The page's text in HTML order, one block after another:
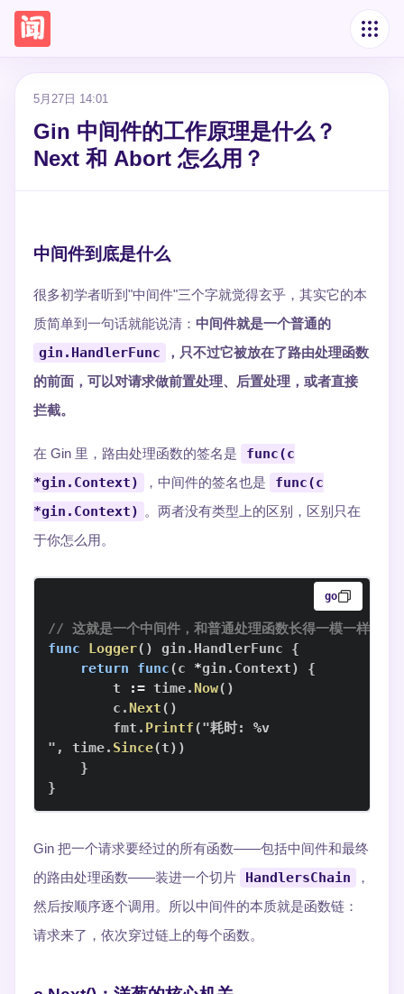
5月27日 14:01
Gin 中间件的工作原理是什么？
Next 和 Abort 怎么用？
中间件到底是什么
很多初学者听到"中间件"三个字就觉得玄乎，其实它的本
质简单到一句话就能说清： 中间件就是一个普通的
gin.HandlerFunc
，只不过它被放在了路由处理函数
的前面，可以对请求做前置处理、后置处理，或者直接
拦截。
在 Gin 里，路由处理函数的签名是
func(c
*gin.Context)
，中间件的签名也是
func(c
*gin.Context) 。两者没有类型上的区别，区别只在
于你怎么用。
go
// 这就是一个中间件，和普通处理函数长得一模一样
func
Logger( ) gin . HandlerFunc {
return
func(c *gin . Context)
{
        t
:= time.Now( )
        c
.Next( )
        fmt
. Printf("耗时: %
" , time. Since(t) )
}
}
Gin 把一个请求要经过的所有函数——包括中间件和最终
的路由处理函数——装进一个切片
HandlersChain
，
然后按顺序逐个调用。所以中间件的本质就是函数链：
请求来了，依次穿过链上的每个函数。